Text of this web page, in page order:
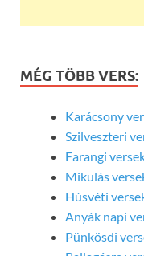
MÉG TÖBB VERS:
Karácsony
Szilveszteri
Farangi
Mikulás
Húsvéti
Anyák napi
Pünkösdi